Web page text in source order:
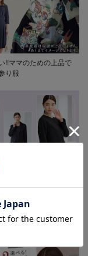
!!ママのための上品で
り服
の喪服マナー 急な訃